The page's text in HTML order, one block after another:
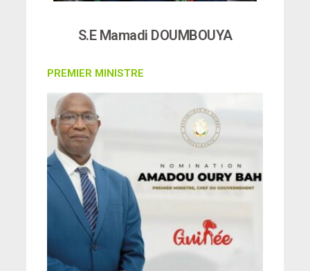
S.E Mamadi DOUMBOUYA
PREMIER MINISTRE